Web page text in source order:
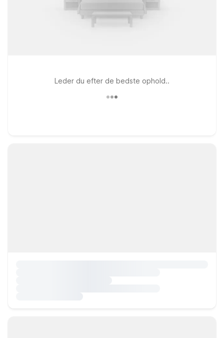
Leder du efter de bedste ophold..